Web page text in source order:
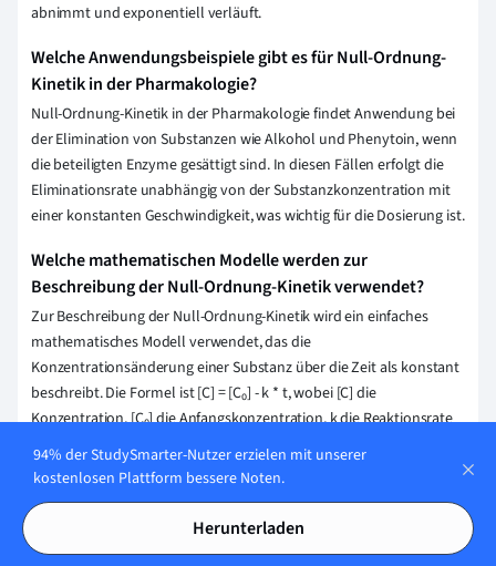
abnimmt und exponentiell verläuft.
Welche Anwendungsbeispiele gibt es für Null-Ordnung-
Kinetik in der Pharmakologie?
Null-Ordnung-Kinetik in der Pharmakologie findet Anwendung bei
der Elimination von Substanzen wie Alkohol und Phenytoin, wenn
die beteiligten Enzyme gesättigt sind. In diesen Fällen erfolgt die
Eliminationsrate unabhängig von der Substanzkonzentration mit
einer konstanten Geschwindigkeit, was wichtig für die Dosierung ist.
Welche mathematischen Modelle werden zur
Beschreibung der Null-Ordnung-Kinetik verwendet?
Zur Beschreibung der Null-Ordnung-Kinetik wird ein einfaches
mathematisches Modell verwendet, das die
Konzentrationsänderung einer Substanz über die Zeit als konstant
beschreibt. Die Formel ist [C] = [C₀] - k * t, wobei [C] die
Konzentration, [C₀] die Anfangskonzentration, k die Reaktionsrate
und t die Zeit ist.
Erklärung speichern
94% der StudySmarter-Nutzer erzielen mit unserer
kostenlosen Plattform bessere Noten.
Herunterladen